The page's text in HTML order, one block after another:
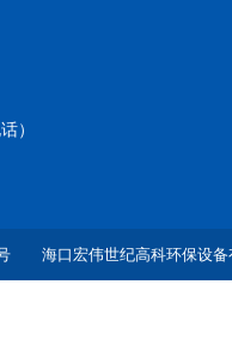
）
海口宏伟世纪高科环保设备